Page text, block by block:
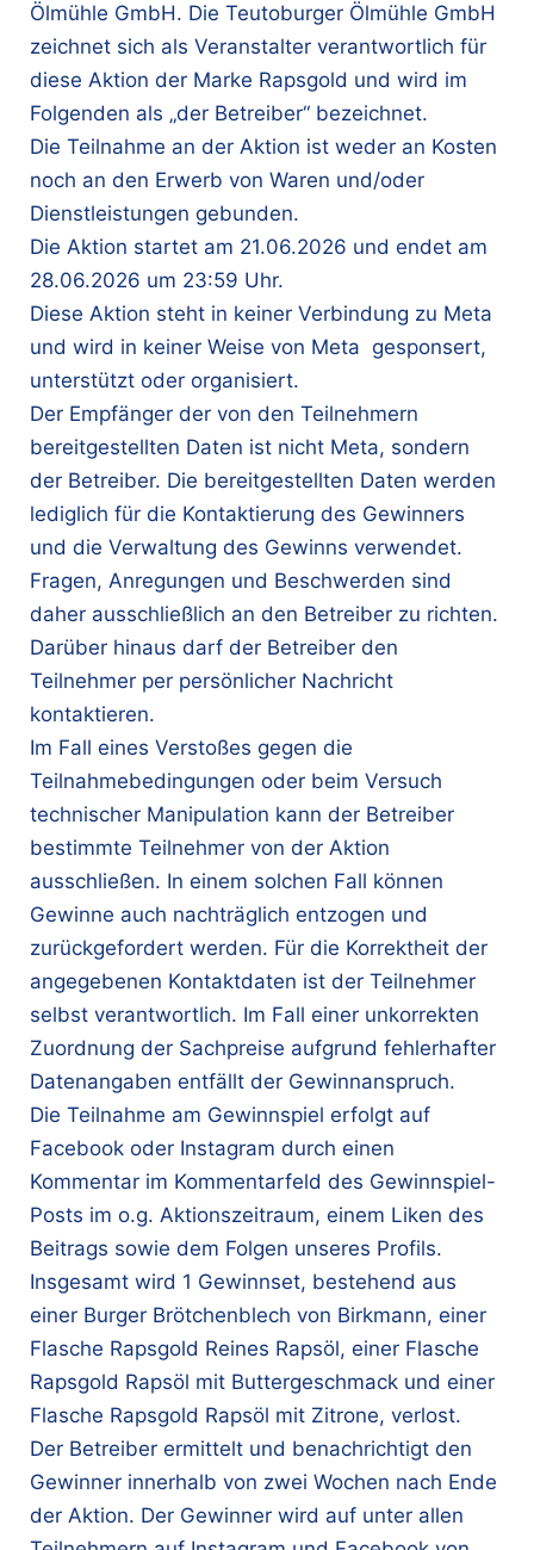
Ölmühle GmbH. Die Teutoburger Ölmühle GmbH
zeichnet sich als Veranstalter verantwortlich für
diese Aktion der Marke Rapsgold und wird im
Folgenden als „der Betreiber“ bezeichnet.
Die Teilnahme an der Aktion ist weder an Kosten
noch an den Erwerb von Waren und/oder
Dienstleistungen gebunden.
Die Aktion startet am 21.06.2026 und endet am
28.06.2026 um 23:59 Uhr.
Diese Aktion steht in keiner Verbindung zu Meta
und wird in keiner Weise von Meta gesponsert,
unterstützt oder organisiert.
Der Empfänger der von den Teilnehmern
bereitgestellten Daten ist nicht Meta, sondern
der Betreiber. Die bereitgestellten Daten werden
lediglich für die Kontaktierung des Gewinners
und die Verwaltung des Gewinns verwendet.
Fragen, Anregungen und Beschwerden sind
daher ausschließlich an den Betreiber zu richten.
Darüber hinaus darf der Betreiber den
Teilnehmer per persönlicher Nachricht
kontaktieren.
Im Fall eines Verstoßes gegen die
Teilnahmebedingungen oder beim Versuch
technischer Manipulation kann der Betreiber
bestimmte Teilnehmer von der Aktion
ausschließen. In einem solchen Fall können
Gewinne auch nachträglich entzogen und
zurückgefordert werden. Für die Korrektheit der
angegebenen Kontaktdaten ist der Teilnehmer
selbst verantwortlich. Im Fall einer unkorrekten
Zuordnung der Sachpreise aufgrund fehlerhafter
Datenangaben entfällt der Gewinnanspruch.
Die Teilnahme am Gewinnspiel erfolgt auf
Facebook oder Instagram durch einen
Kommentar im Kommentarfeld des Gewinnspiel-
Posts im o.g. Aktionszeitraum, einem Liken des
Beitrags sowie dem Folgen unseres Profils.
Insgesamt wird 1 Gewinnset, bestehend aus
einer Burger Brötchenblech von Birkmann, einer
Flasche Rapsgold Reines Rapsöl, einer Flasche
Rapsgold Rapsöl mit Buttergeschmack und einer
Flasche Rapsgold Rapsöl mit Zitrone, verlost.
Der Betreiber ermittelt und benachrichtigt den
Gewinner innerhalb von zwei Wochen nach Ende
der Aktion. Der Gewinner wird auf unter allen